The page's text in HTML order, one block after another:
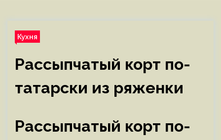
Кухня
Рассыпчатый корт по-
татарски из ряженки
Рассыпчатый корт по-